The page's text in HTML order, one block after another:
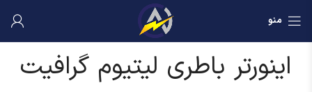
منو
اینورتر باطری لیتیوم گرافیت